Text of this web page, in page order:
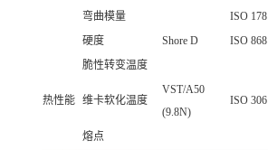
弯曲模量 ISO 178
硬度
Shore D ISO 868
热性能
脆性转变温度
维卡软化温度
VST/A50
(9.8N)
ISO 306
熔点